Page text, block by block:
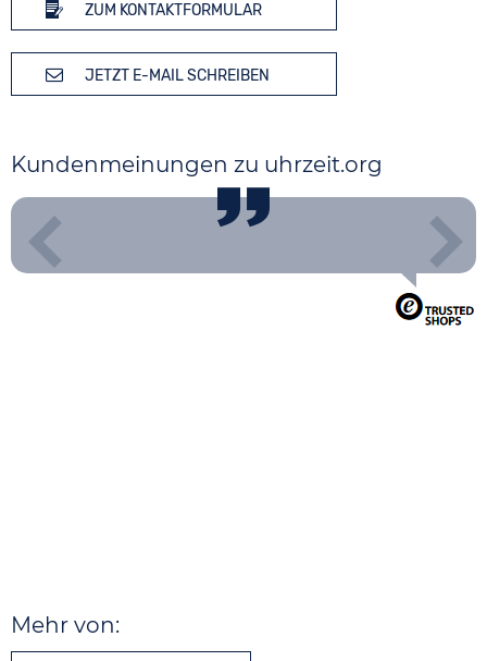
ZUM KONTAKTFORMULAR
JETZT E-MAIL SCHREIBEN
Kundenmeinungen zu uhrzeit.org
Mehr von: